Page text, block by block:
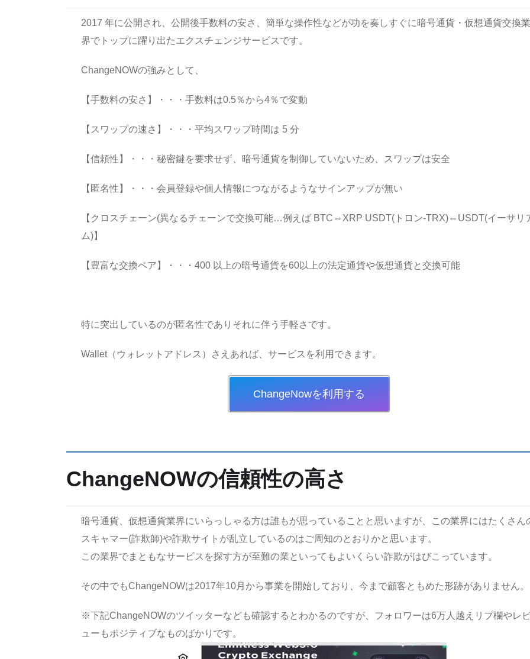
2017 年に公開され、公開後手数料の安さ、簡単な操作性などが功を奏しすぐに暗号通貨・仮想通貨交換業
界でトップに躍り出たエクスチェンジサービスです。
ChangeNOWの強みとして、
【手数料の安さ】・・・手数料は0.5％から4％で変動
【スワップの速さ】・・・平均スワップ時間は 5 分
【信頼性】・・・秘密鍵を要求せず、暗号通貨を制御していないため、スワップは安全
【匿名性】・・・会員登録や個人情報につながるようなサインアップが無い
【クロスチェーン(異なるチェーンで交換可能…例えば BTC⇔XRP USDT(トロン-TRX)⇔USDT(イーサリ
ム)】
【豊富な交換ペア】・・・400 以上の暗号通貨を60以上の法定通貨や仮想通貨と交換可能
特に突出しているのが匿名性でありそれに伴う手軽さです。
Wallet（ウォレットアドレス）さえあれば、サービスを利用できます。
ChangeNowを利用する
ChangeNOWの信頼性の高さ
暗号通貨、仮想通貨業界にいらっしゃる方は誰もが思っていることと思いますが、この業界にはたくさん
スキャマー(詐欺師)や詐欺サイトが乱立しているのはご周知のとおりかと思います。
この業界でまともなサービスを探す方が至難の業といってもよいくらい詐欺がはびこっています。
その中でもChangeNOWは2017年10月から事業を開始しており、今まで顧客ともめた形跡がありません。
※下記ChangeNOWのツイッターなども確認するとわかるのですが、フォロワーは6万人越えリプ欄やレ
ューもポジティブなものばかりです。